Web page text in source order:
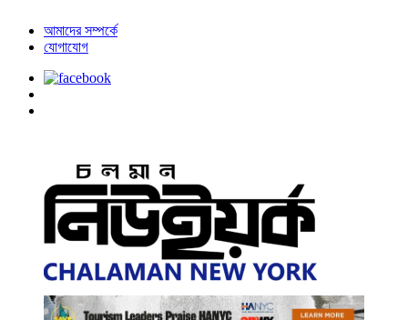
আমাদের সম্পর্কে
যোগাযোগ